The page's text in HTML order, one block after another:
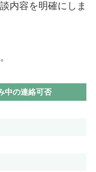
内容を明確にしま
中の連絡可否